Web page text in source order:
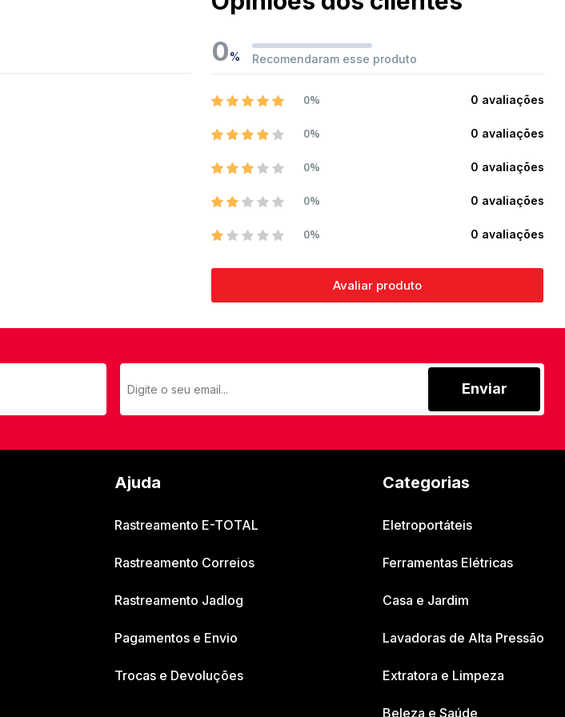
0% Recomendaram esse produto
0% 0 avaliações
0% 0 avaliações
0% 0 avaliações
0% 0 avaliações
0% 0 avaliações
Avaliar produto
Enviar
Ajuda
Rastreamento E-TOTAL
Rastreamento Correios
Rastreamento Jadlog
Pagamentos e Envio
Trocas e Devoluções
Categorias
Eletroportáteis
Ferramentas Elétricas
Casa e Jardim
Lavadoras de Alta Pressão
Extratora e Limpeza
Beleza e Saúde